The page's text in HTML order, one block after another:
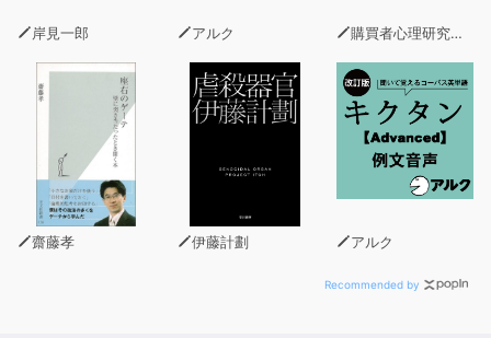
岸見一郎 アルク 購買者心理研究所 株式会社モデンナ 顧問 青木幹和
齋藤孝 伊藤計劃 アルク
Recommended by